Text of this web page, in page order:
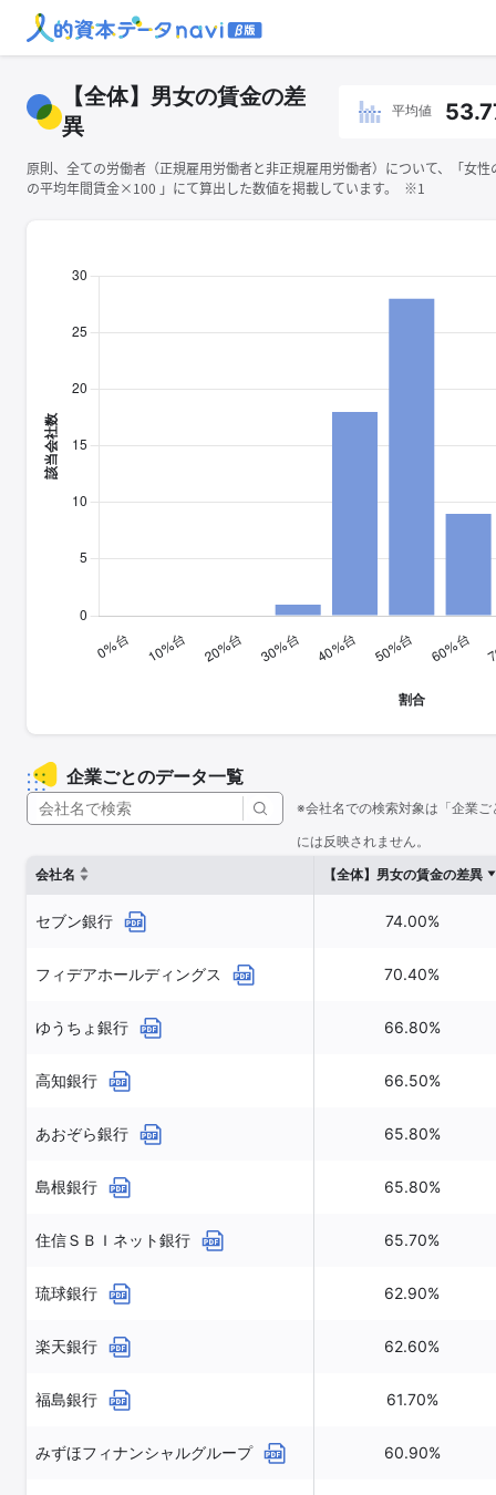
【全体】男女の賃金の差
異
平均値
原則、全ての労働者（正規雇用労働者と非正規雇用労働者）について、「女
の平均年間賃金×100 」にて算出した数値を掲載しています。 ※1
企業ごとのデータ一覧
※会社名での検索対象は「企業
には反映されません。
会社名
【全体】男女の賃金の差異
セブン銀行 74.00%
フィデアホールディングス 70.40%
ゆうちょ銀行 66.80%
高知銀行 66.50%
あおぞら銀行 65.80%
島根銀行 65.80%
住信ＳＢＩネット銀行 65.70%
琉球銀行 62.90%
楽天銀行 62.60%
福島銀行 61.70%
みずほフィナンシャルグループ 60.90%